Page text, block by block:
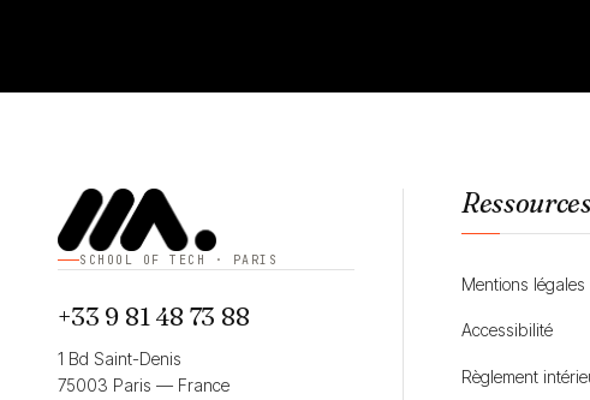
SCHOOL OF TECH · PARIS
+33 9 81 48 73 88
1 Bd Saint-Denis
75003 Paris — France
Mentions légales
Accessibilité
Règlement